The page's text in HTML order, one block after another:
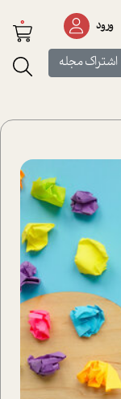
ورود
اشتراک مجله
0